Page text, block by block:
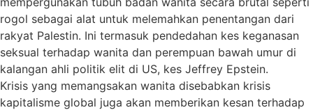
rogol sebagai alat untuk melemahkan penentangan dari
rakyat Palestin. Ini termasuk pendedahan kes keganasan
seksual terhadap wanita dan perempuan bawah umur di
kalangan ahli politik elit di US, kes Jeffrey Epstein.
Krisis yang memangsakan wanita disebabkan krisis
kapitalisme global juga akan memberikan kesan terhadap